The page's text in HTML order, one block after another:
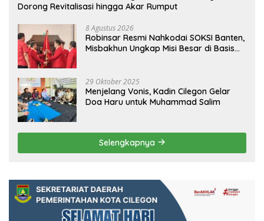
Dorong Revitalisasi hingga Akar Rumput
8 Agustus 2026
Robinsar Resmi Nahkodai SOKSI Banten,
Misbakhun Ungkap Misi Besar di Basis
29 Oktober 2025
Menjelang Vonis, Kadin Cilegon Gelar
Doa Haru untuk Muhammad Salim
Selengkapnya